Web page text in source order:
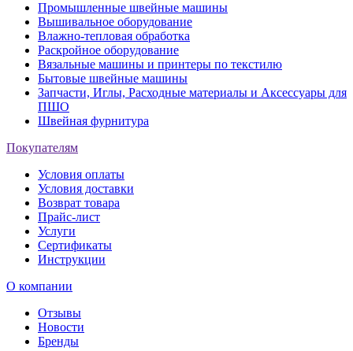
Промышленные швейные машины
Вышивальное оборудование
Влажно-тепловая обработка
Раскройное оборудование
Вязальные машины и принтеры по текстилю
Бытовые швейные машины
Запчасти, Иглы, Расходные материалы и Аксессуары для
ПШО
Швейная фурнитура
Покупателям
Условия оплаты
Условия доставки
Возврат товара
Прайс-лист
Услуги
Сертификаты
Инструкции
О компании
Отзывы
Новости
Бренды